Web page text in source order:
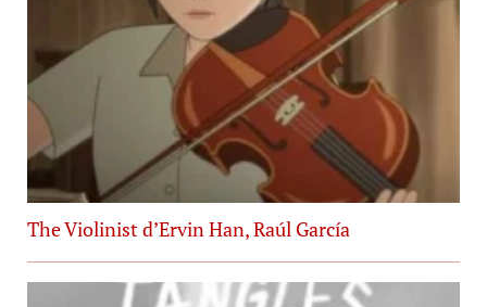
The Violinist d’Ervin Han, Raúl García